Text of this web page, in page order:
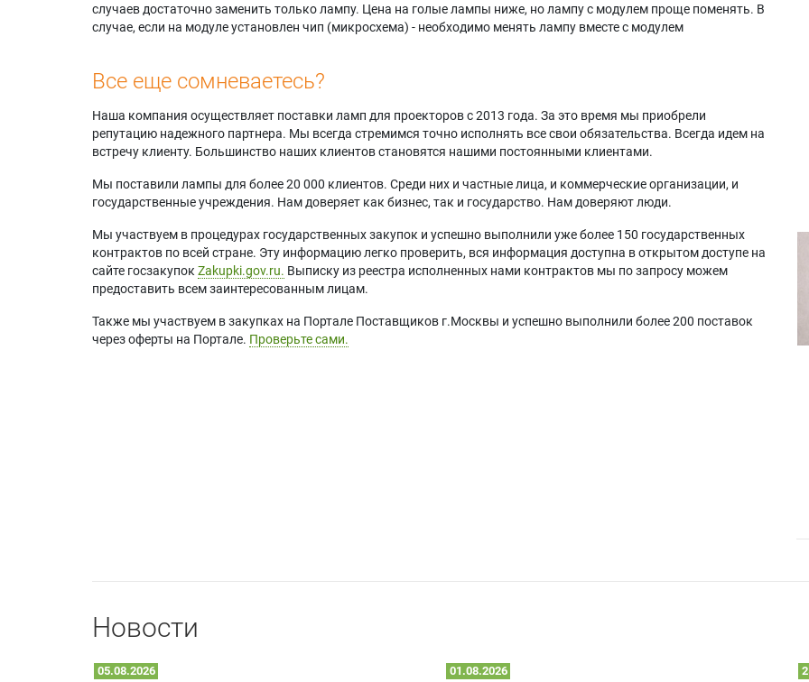
случаев достаточно заменить только лампу. Цена на голые лампы ниже, но лампу с модулем проще поменять. В
случае, если на модуле установлен чип (микросхема) - необходимо менять лампу вместе с модулем
Все еще сомневаетесь?
Наша компания осуществляет поставки ламп для проекторов с 2013 года. За это время мы приобрели
репутацию надежного партнера. Мы всегда стремимся точно исполнять все свои обязательства. Всегда идем на
встречу клиенту. Большинство наших клиентов становятся нашими постоянными клиентами.
Мы поставили лампы для более 20 000 клиентов. Среди них и частные лица, и коммерческие организации, и
государственные учреждения. Нам доверяет как бизнес, так и государство. Нам доверяют люди.
Мы участвуем в процедурах государственных закупок и успешно выполнили уже более 150 государственных
контрактов по всей стране. Эту информацию легко проверить, вся информация доступна в открытом доступе на
сайте госзакупок Zakupki.gov.ru. Выписку из реестра исполненных нами контрактов мы по запросу можем
предоставить всем заинтересованным лицам.
Также мы участвуем в закупках на Портале Поставщиков г.Москвы и успешно выполнили более 200 поставок
через оферты на Портале. Проверьте сами.
Новости
05.08.2026 01.08.2026